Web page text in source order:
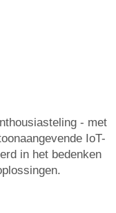
- met
IoT-
in het bedenken